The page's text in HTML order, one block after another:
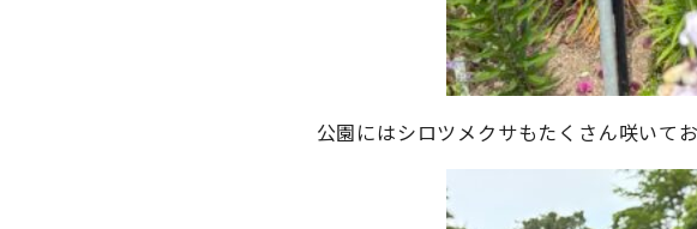
公園にはシロツメクサもたくさん咲いて